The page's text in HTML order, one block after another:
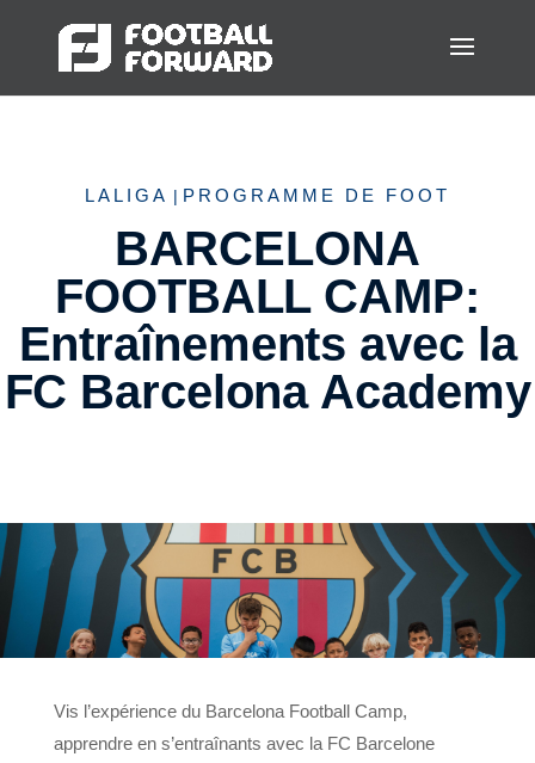
LALIGA | PROGRAMME DE FOOT
BARCELONA
FOOTBALL CAMP:
Entraînements avec la
FC Barcelona Academy
Vis l’expérience du Barcelona Football Camp,
apprendre en s’entraînants avec la FC Barcelone